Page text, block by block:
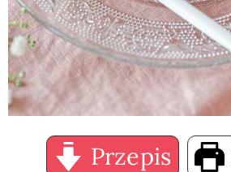
Przepis